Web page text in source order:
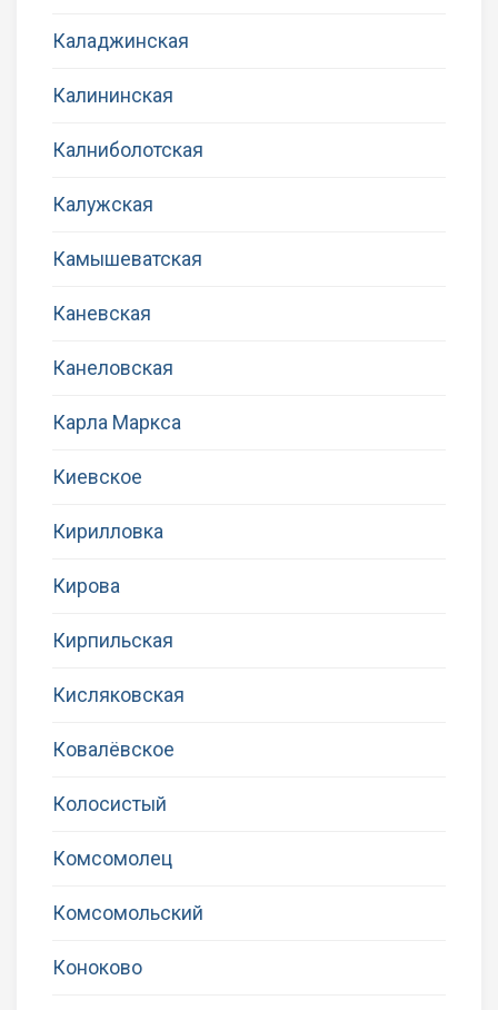
Каладжинская
Калининская
Калниболотская
Калужская
Камышеватская
Каневская
Канеловская
Карла Маркса
Киевское
Кирилловка
Кирова
Кирпильская
Кисляковская
Ковалёвское
Колосистый
Комсомолец
Комсомольский
Коноково